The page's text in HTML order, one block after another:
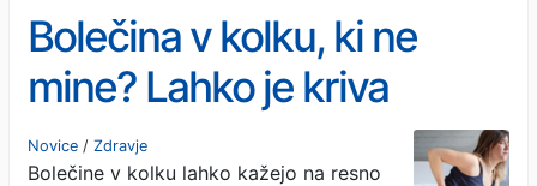
Bolečina v kolku, ki ne
mine? Lahko je kriva
hrbtenica!
Novice / Zdravje
Bolečine v kolku lahko kažejo na resno